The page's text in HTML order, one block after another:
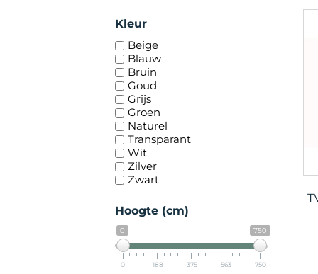
Kleur
Beige
Blauw
Bruin
Goud
Grijs
Groen
Naturel
Transparant
Wit
Zilver
Zwart
Hoogte (cm)
0 750
0 188 375 563 750